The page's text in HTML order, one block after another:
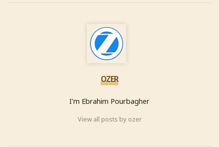
OZER
I'm Ebrahim Pourbagher
View all posts by ozer